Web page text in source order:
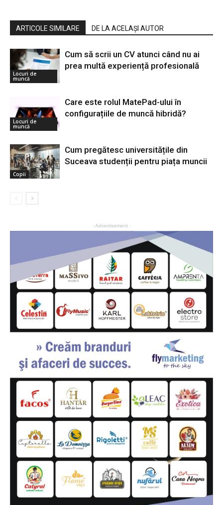
ARTICOLE SIMILARE DE LA ACELAȘI AUTOR
Locuri de
muncă
Cum să scrii un CV atunci când nu ai
prea multă experiență profesională
Locuri de
muncă
Care este rolul MatePad-ului în
configurațiile de muncă hibridă?
Copii
Cum pregătesc universitățile din
Suceava studenții pentru piața muncii
- Advertisement -